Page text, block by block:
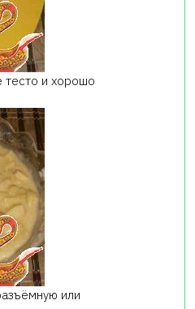
тесто и хорошо
или